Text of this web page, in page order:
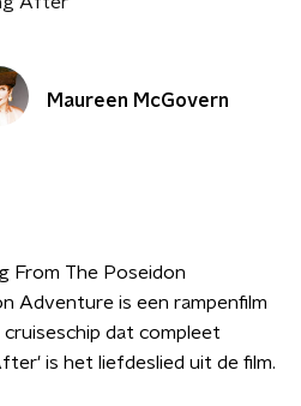
Maureen McGovern
From The Poseidon
Adventure is een rampenfilm
dat compleet
is het liefdeslied uit de film.